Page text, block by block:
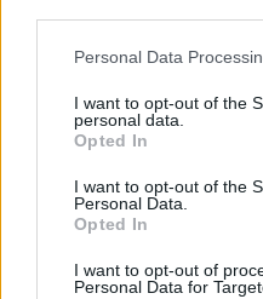
Personal Data
I want to opt-out of the
personal data.
Opted In
I want to opt-out of the
Personal Data.
Opted In
I want to opt-out of
Personal Data for
Eva Cris Llobat
muntanya
Enric Alguero 25 de setembre de